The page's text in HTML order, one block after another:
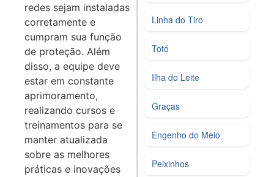
redes sejam instaladas
corretamente e
cumpram sua função
de proteção. Além
disso, a equipe deve
estar em constante
aprimoramento,
realizando cursos e
treinamentos para se
manter atualizada
sobre as melhores
práticas e inovações
Linha do Tiro
Totó
Ilha do Leite
Graças
Engenho do Meio
Peixinhos